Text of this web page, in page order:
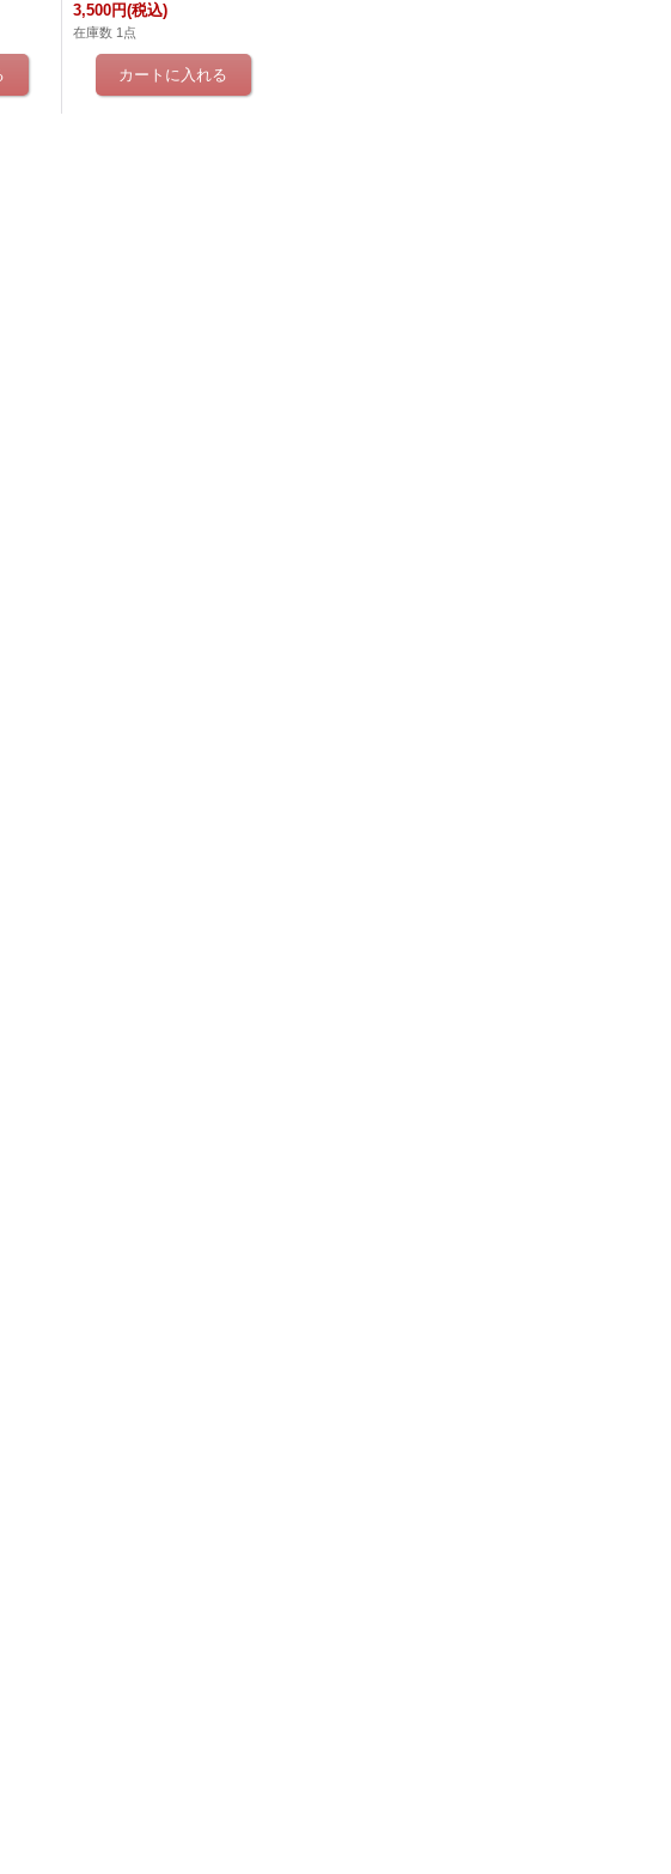
3,500円(税込)
在庫数 1点